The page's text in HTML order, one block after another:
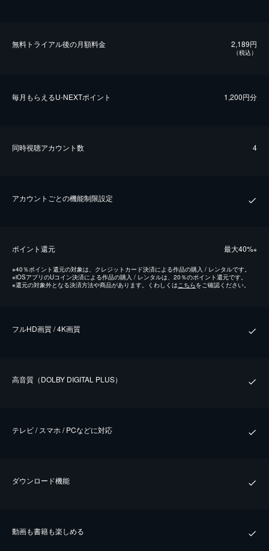
無料トライアル後の⽉額料金 2,189円
（税込）
毎⽉もらえるU-NEXTポイント 1,200円分
同時視聴アカウント数 4
アカウントごとの機能制限設定
ポイント還元 最⼤40%※
※40％ポイント還元の対象は、クレジットカード決済による作品の購入 / レンタルです。
※iOSアプリのUコイン決済による作品の購入 / レンタルは、20％のポイント還元です。
※還元の対象外となる決済方法や商品があります。くわしくはこちらをご確認ください。
フルHD画質 / 4K画質
⾼⾳質（DOLBY DIGITAL PLUS）
テレビ / スマホ / PCなどに対応
ダウンロード機能
動画も書籍も楽しめる